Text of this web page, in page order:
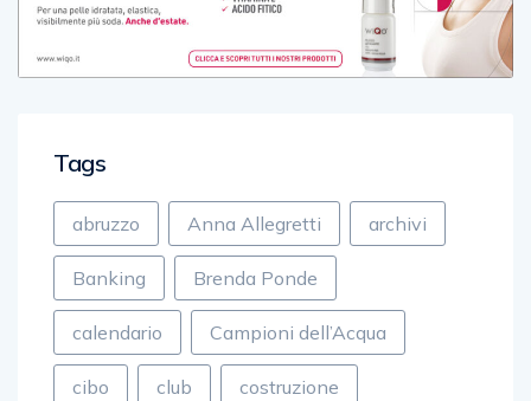
Tags
abruzzo Anna Allegretti archivi
Banking Brenda Ponde
calendario Campioni dell’Acqua
cibo club costruzione